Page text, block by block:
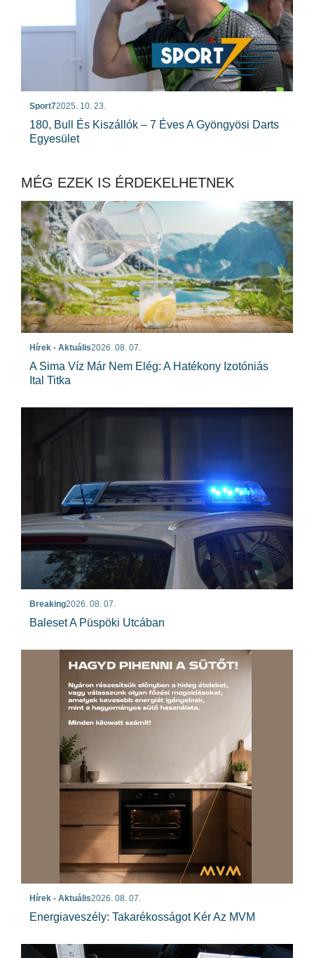
Sport72025. 10. 23.
180, Bull És Kiszállók – 7 Éves A Gyöngyösi Darts
Egyesület
MÉG EZEK IS ÉRDEKELHETNEK
Hírek - Aktuális2026. 08. 07.
A Sima Víz Már Nem Elég: A Hatékony Izotóniás
Ital Titka
Breaking2026. 08. 07.
Baleset A Püspöki Utcában
Hírek - Aktuális2026. 08. 07.
Energiaveszély: Takarékosságot Kér Az MVM